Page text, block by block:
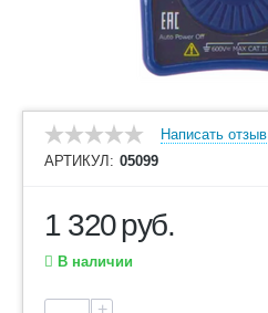
Написать отзыв
АРТИКУЛ: 05099
1 320руб.
В наличии
+